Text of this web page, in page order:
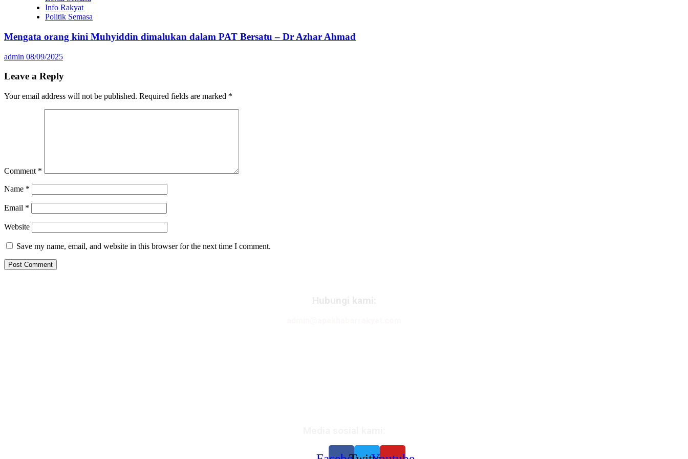
Info Rakyat
Politik Semasa
Mengata orang kini Muhyiddin dimalukan dalam PAT Bersatu – Dr Azhar Ahmad
admin 08/09/2025
Leave a Reply
Your email address will not be published. Required fields are marked *
Comment *
Name *
Email *
Website
Save my name, email, and website in this browser for the next time I comment.